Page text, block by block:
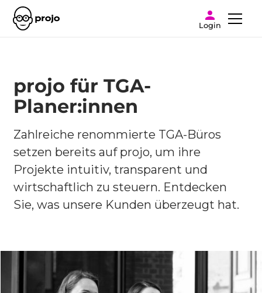
Login
projo für TGA-
Planer:innen
Zahlreiche renommierte TGA-Büros
setzen bereits auf projo, um ihre
Projekte intuitiv, transparent und
wirtschaftlich zu steuern. Entdecken
Sie, was unsere Kunden überzeugt hat.